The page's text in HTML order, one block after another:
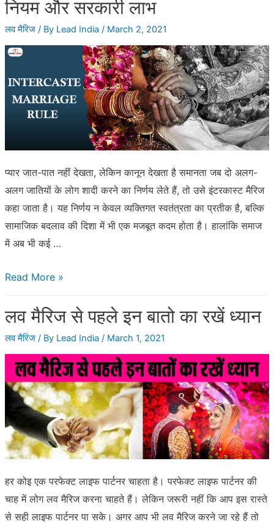
2.5
लाख
रुपये
सहायता
राशि
जानिए
पूरी
प्रक्रिया
नियम और सरकारी लाभ
लव मैरिज/ By Lead India / March 2, 2021
प्यार जात-पात नहीं देखता, लेकिन कानून देखता है समानता जब दो अलग-
अलग जातियों के लोग शादी करने का निर्णय लेते हैं, तो उसे इंटरकास्ट मैरिज
कहा जाता है। यह निर्णय न केवल व्यक्तिगत स्वतंत्रता का प्रतीक है, बल्कि
सामाजिक बदलाव की दिशा में भी एक मजबूत कदम होता है। हालांकि समाज
में अब भी कई …
जानिए
में
करने
के
नियम
और
सरकारी
लाभ
Read More »
लव मैरिज से पहले इन बातो का रखें ध्यान
लव मैरिज/ By Lead India / March 1, 2021
हर कोइ एक परफेक्ट लाइफ पार्टनर चाहता है। परफेक्ट लाइफ पार्टनर की
चाह में लोग लव मैरिज करना चाहते हैं। लेकिन जरूरी नहीं कि आप इस रास्ते
से सही लाइफ पार्टनर पा सके। अगर आप भी लव मैरिज करने जा रहे हैं तो